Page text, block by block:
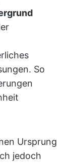
So
Ursprung
jedoch